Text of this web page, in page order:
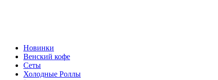
Новинки
Венский кофе
Сеты
Холодные Роллы